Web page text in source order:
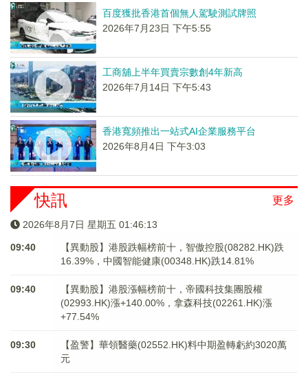
百度獲批香港首個無人駕駛測試牌照
2026年7月23日 下午5:55
工商舖上半年買賣宗數創4年新高
2026年7月14日 下午5:43
香港寬頻推出一站式AI企業服務平台
2026年8月4日 下午3:03
更多
快訊
2026年8月7日 星期五 01:46:13
09:40
【異動股】港股跌幅榜前十，智傲控股(08282.HK)跌
16.39%，中國智能健康(00348.HK)跌14.81%
09:40
【異動股】港股漲幅榜前十，帝國科技集團股權
(02993.HK)漲+140.00%，拿森科技(02261.HK)漲
+77.54%
09:30
【盈警】華領醫藥(02552.HK)料中期盈轉虧約3020萬
元